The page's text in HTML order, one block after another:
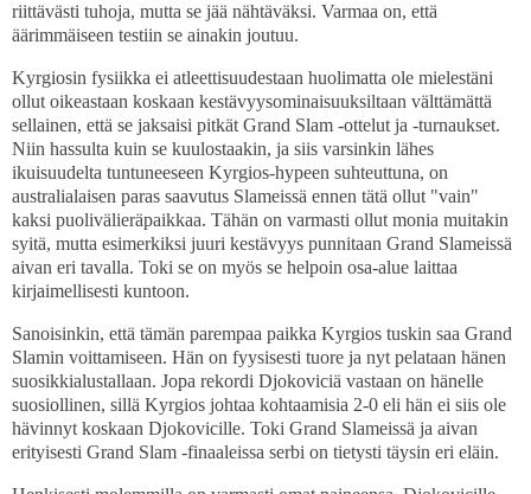
riittävästi tuhoja, mutta se jää nähtäväksi. Varmaa on, että
äärimmäiseen testiin se ainakin joutuu.
Kyrgiosin fysiikka ei atleettisuudestaan huolimatta ole mielestäni
ollut oikeastaan koskaan kestävyysominaisuuksiltaan välttämättä
sellainen, että se jaksaisi pitkät Grand Slam -ottelut ja -turnaukset.
Niin hassulta kuin se kuulostaakin, ja siis varsinkin lähes
ikuisuudelta tuntuneeseen Kyrgios-hypeen suhteuttuna, on
australialaisen paras saavutus Slameissä ennen tätä ollut "vain"
kaksi puolivälieräpaikkaa. Tähän on varmasti ollut monia muitakin
syitä, mutta esimerkiksi juuri kestävyys punnitaan Grand Slameissä
aivan eri tavalla. Toki se on myös se helpoin osa-alue laittaa
kirjaimellisesti kuntoon.
Sanoisinkin, että tämän parempaa paikka Kyrgios tuskin saa Grand
Slamin voittamiseen. Hän on fyysisesti tuore ja nyt pelataan hänen
suosikkialustallaan. Jopa rekordi Djokoviciä vastaan on hänelle
suosiollinen, sillä Kyrgios johtaa kohtaamisia 2-0 eli hän ei siis ole
hävinnyt koskaan Djokovicille. Toki Grand Slameissä ja aivan
erityisesti Grand Slam -finaaleissa serbi on tietysti täysin eri eläin.